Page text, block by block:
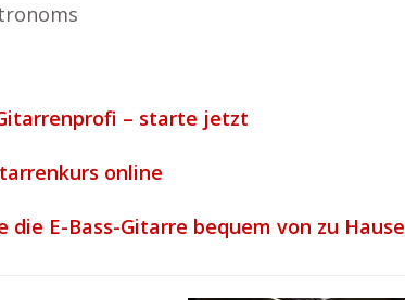
– starte jetzt
online
die E-Bass-Gitarre bequem von zu Hause